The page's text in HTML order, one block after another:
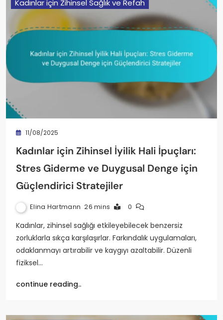
Kadınlar için Zihinsel Sağlık ve Refah
11/08/2025
Kadınlar için Zihinsel İyilik Hali İpuçları:
Stres Giderme ve Duygusal Denge için
Güçlendirici Stratejiler
Elina Hartmann 26 mins 0
Kadınlar, zihinsel sağlığı etkileyebilecek benzersiz
zorluklarla sıkça karşılaşırlar. Farkındalık uygulamaları,
odaklanmayı artırabilir ve kaygıyı azaltabilir. Düzenli
fiziksel…
continue reading..